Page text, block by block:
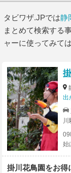
タビワザ.JPでは静
まとめて検索する
ャーに使ってみて
出
09
始
掛川花鳥園をお得